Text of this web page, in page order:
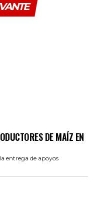
DE MAÍZ EN
entrega de apoyos